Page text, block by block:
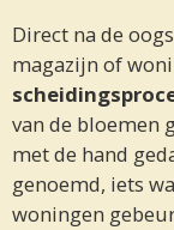
Direct na de
magazijn of
van de bloemen
met de hand
genoemd, iets
woningen